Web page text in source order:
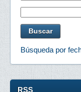
Búsqueda por
RSS